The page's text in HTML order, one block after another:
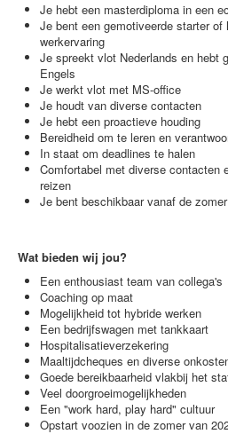
Je hebt een masterdiploma in een
Je bent een gemotiveerde starter of
werkervaring
Je spreekt vlot Nederlands en hebt
Engels
Je werkt vlot met MS-office
Je houdt van diverse contacten
Je hebt een proactieve houding
Bereidheid om te leren en
In staat om deadlines te halen
Comfortabel met diverse contacten
reizen
Je bent beschikbaar vanaf de
Wat bieden wij jou?
Een enthousiast team van collega's
Coaching op maat
Mogelijkheid tot hybride werken
Een bedrijfswagen met tankkaart
Hospitalisatieverzekering
Maaltijdcheques en diverse
Goede bereikbaarheid vlakbij het
Veel doorgroeimogelijkheden
Een "work hard, play hard" cultuur
Opstart voozien in de zomer van